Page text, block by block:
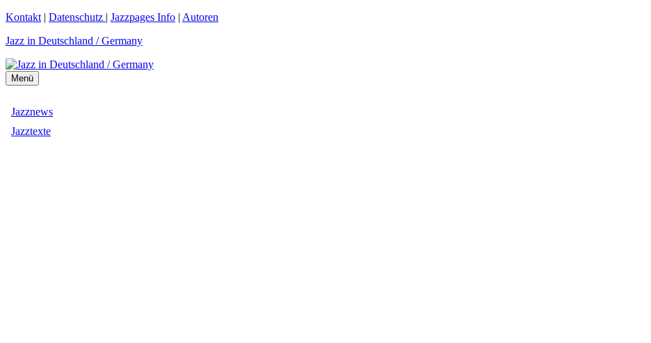
Zum
springen
Kontakt | Datenschutz | Jazzpages Info | Autoren
Jazz in Deutschland / Germany
Menü
Jazznews
Jazztexte